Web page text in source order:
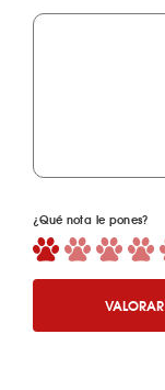
¿Qué nota le pones?
VALORAR